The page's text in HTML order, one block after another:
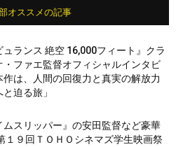
オススメの記事
ュランス 絶空 16,000フィート』クラ
・ファエ監督オフィシャルインタビ
作は、人間の回復力と真実の解放力
迫る旅」
ムスリッパー』の安田監督など豪華
１９回ＴＯＨＯシネマズ学生映画祭